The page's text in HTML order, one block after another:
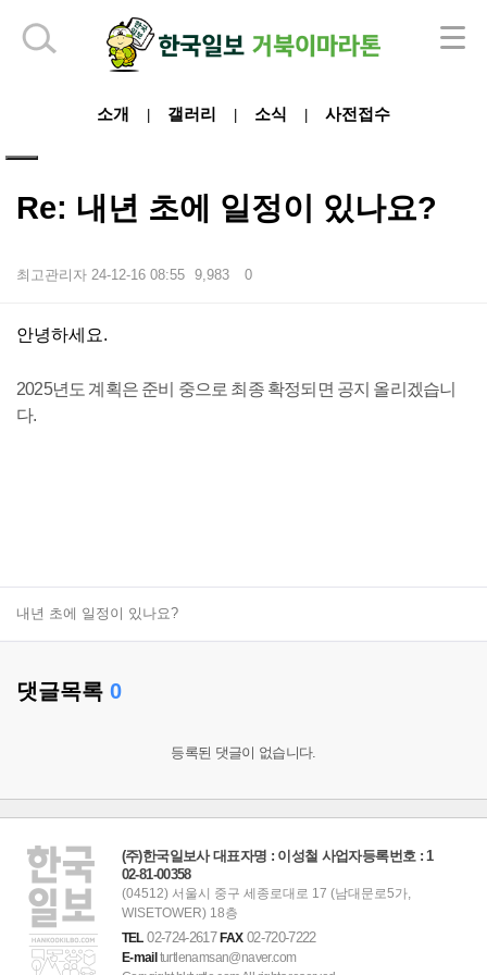
소개 갤러리 소식 사전접수
Re: 내년 초에 일정이 있나요?
최고관리자 24-12-16 08:55 9,983 0
본문
안녕하세요.
2025년도 계획은 준비 중으로 최종 확정되면 공지 올리겠습니
다.
내년 초에 일정이 있나요?
댓글목록 0
등록된 댓글이 없습니다.
하단 영역
(주)한국일보사 대표자명 : 이성철 사업자등록번호 : 1
02-81-00358
(04512) 서울시 중구 세종로대로 17 (남대문로5가,
WISETOWER) 18층
TEL02-724-2617FAX02-720-7222
E-mailturtlenamsan@naver.com